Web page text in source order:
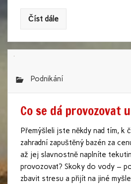
Číst dále
Podnikání
Co se dá provozovat
Přemýšleli jste někdy nad tím, k
zahradní zapuštěný bazén za
až jej slavnostně naplníte
provozovat? Skoky do vody –
zbavit stresu a přijít na jiné